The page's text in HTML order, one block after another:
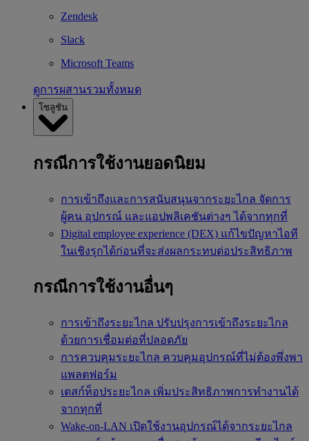
Zendesk
Slack
Microsoft Teams
ดูการผสานรวมทั้งหมด
โซลูชัน
กรณีการใช้งานยอดนิยม
การเข้าถึงและการสนับสนุนจากระยะไกล จัดการ
ผู้คน อุปกรณ์ และแอปพลิเคชันต่างๆ ได้จากทุกที่
Digital employee experience (DEX) แก้ไขปัญหาไอที
ในเชิงรุกได้ก่อนที่จะส่งผลกระทบต่อประสิทธิภาพ
กรณีการใช้งานอื่นๆ
การเข้าถึงระยะไกล ปรับปรุงการเข้าถึงระยะไกล
ด้วยการเชื่อมต่อที่ปลอดภัย
การควบคุมระยะไกล ควบคุมอุปกรณ์ที่ไม่ต้องพึ่งพา
แพลตฟอร์ม
เดสก์ท็อประยะไกล เพิ่มประสิทธิภาพการทำงานได้
จากทุกที่
Wake-on-LAN เปิดใช้งานอุปกรณ์ได้จากระยะไกล